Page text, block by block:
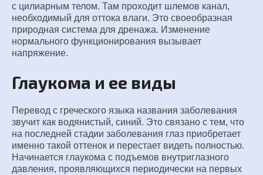
с цилиарным телом. Там проходит шлемов канал,
необходимый для оттока влаги. Это своеобразная
природная система для дренажа. Изменение
нормального функционирования вызывает
напряжение.
Глаукома и ее виды
Перевод с греческого языка названия заболевания
звучит как водянистый, синий. Это связано с тем, что
на последней стадии заболевания глаз приобретает
именно такой оттенок и перестает видеть полностью.
Начинается глаукома с подъемов внутриглазного
давления, проявляющихся периодически на первых